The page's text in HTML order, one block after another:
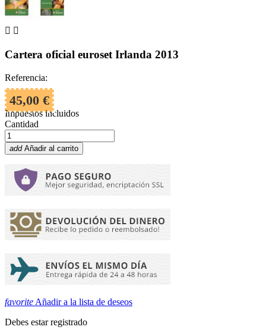
 
Cartera oficial euroset Irlanda 2013
Referencia:
45,00 €
Impuestos incluidos
Cantidad
add Añadir al carrito
favorite Añadir a la lista de deseos
Debes estar registrado